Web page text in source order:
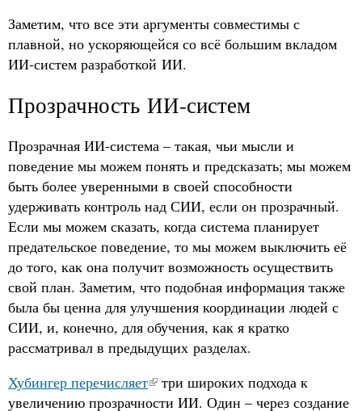
Заметим, что все эти аргументы совместимы с
плавной, но ускоряющейся со всё большим вкладом
ИИ-систем разработкой ИИ.
Прозрачность ИИ-систем
Прозрачная ИИ-система – такая, чьи мысли и
поведение мы можем понять и предсказать; мы можем
быть более уверенными в своей способности
удерживать контроль над СИИ, если он прозрачный.
Если мы можем сказать, когда система планирует
предательское поведение, то мы можем выключить её
до того, как она получит возможность осуществить
свой план. Заметим, что подобная информация также
была бы ценна для улучшения координации людей с
СИИ, и, конечно, для обучения, как я кратко
рассматривал в предыдущих разделах.
Хубингер перечисляет
три широких подхода к
увеличению прозрачности ИИ. Один – через создание